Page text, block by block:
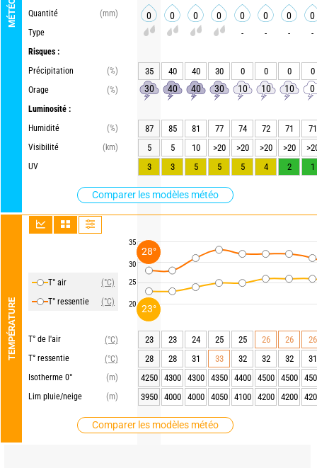
MÉTÉO
Quantité
(mm)
Type
Risques :
Précipitation
(%)
Orage
(%)
Luminosité :
Humidité
(%)
Visibilité
(km)
UV
Comparer les modèles météo
TEMPÉRATURE
T° air
(°C)
T° ressentie
(°C)
T° de l'air
(°C)
T° ressentie
(°C)
Isotherme 0°
(m)
Lim pluie/neige
(m)
Comparer les modèles météo
35
30
25
20
0 0 0 0 0 0 0 0
- - - -
35 40 40 30 0 0 0 0
30 40 40 30 10 10 10 0
87 85 81 77 74 72 71
71
5
5 10 >20 >20 >20 >20
3
3 5 5 5 4 2 1
23 23 24 25 25 26 26
26
28
28 31 33 32 32 32
31
4250
4300 4300 4350 4400 4500 4500
3950
4000 4000 4050 4100 4200 4200
23°
28°